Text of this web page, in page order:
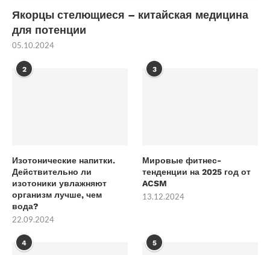
Якорцы стелющиеся – китайская медицина
для потенции
05.10.2024
2
Изотонические напитки.
Действительно ли
изотоники увлажняют
организм лучше, чем
вода?
22.09.2024
3
Мировые фитнес-
тенденции на 2025 год от
ACSM
13.12.2024
4 5